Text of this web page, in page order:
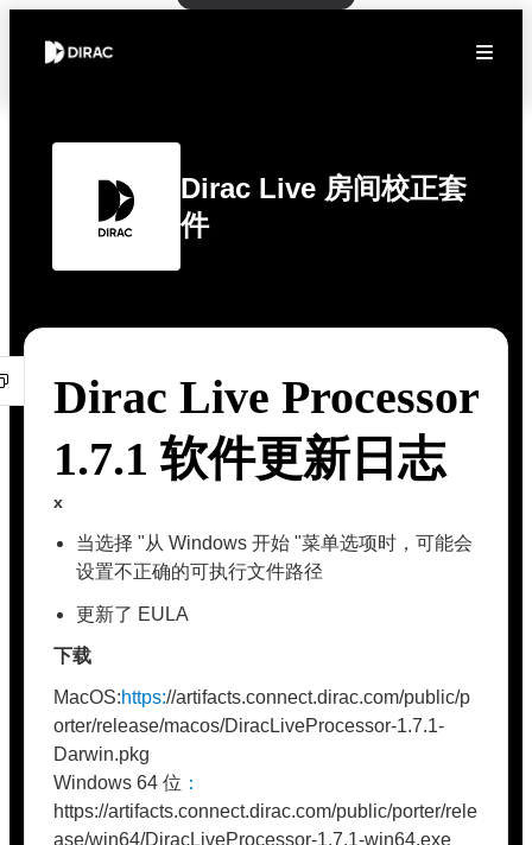
Dirac Live 房间校正套
件
Dirac Live Processor
1.7.1 软件更新日志
x
当选择 "从 Windows 开始 "菜单选项时，可能会
设置不正确的可执行文件路径
更新了 EULA
下载
MacOS:https://artifacts.connect.dirac.com/public/p
orter/release/macos/DiracLiveProcessor-1.7.1-
Darwin.pkg
Windows 64 位 ：
https://artifacts.connect.dirac.com/public/porter/rele
ase/win64/DiracLiveProcessor-1.7.1-win64.exe